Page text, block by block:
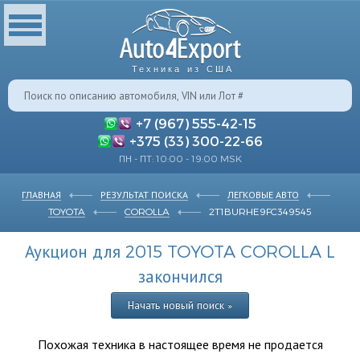
Техника из США
+7 (967) 555-42-15
+375 (33) 300-22-66
ПН - ПТ: 10:00 - 19:00 MSK
ГЛАВНАЯ РЕЗУЛЬТАТ ПОИСКА
ЛЕГКОВЫЕ АВТО
TOYOTA
COROLLA 2T1BURHE9FC349545
Аукцион для 2015 TOYOTA COROLLA L
закончился
Начать новый поиск »
Похожая техника в настоящее время не продается